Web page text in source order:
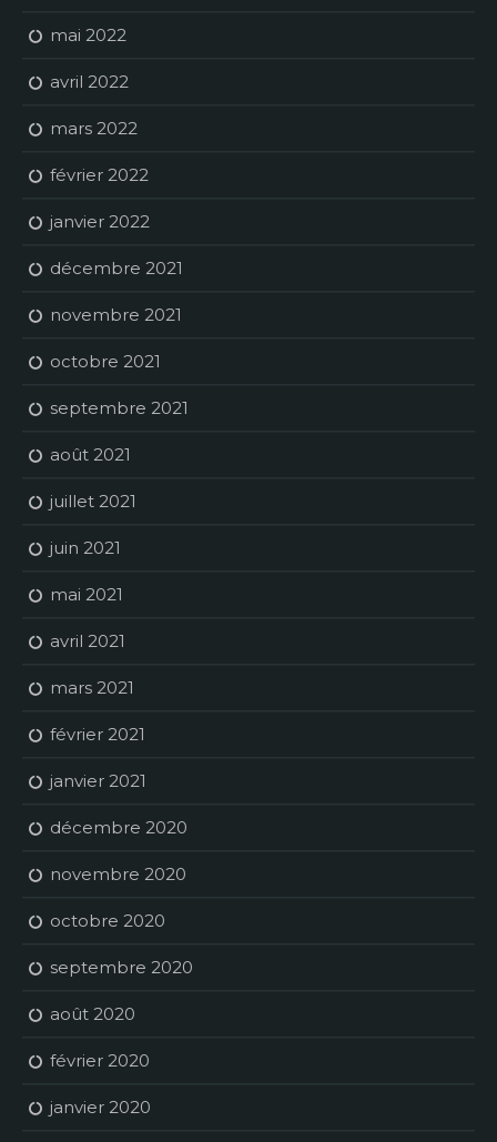
mai 2022
avril 2022
mars 2022
février 2022
janvier 2022
décembre 2021
novembre 2021
octobre 2021
septembre 2021
août 2021
juillet 2021
juin 2021
mai 2021
avril 2021
mars 2021
février 2021
janvier 2021
décembre 2020
novembre 2020
octobre 2020
septembre 2020
août 2020
février 2020
janvier 2020